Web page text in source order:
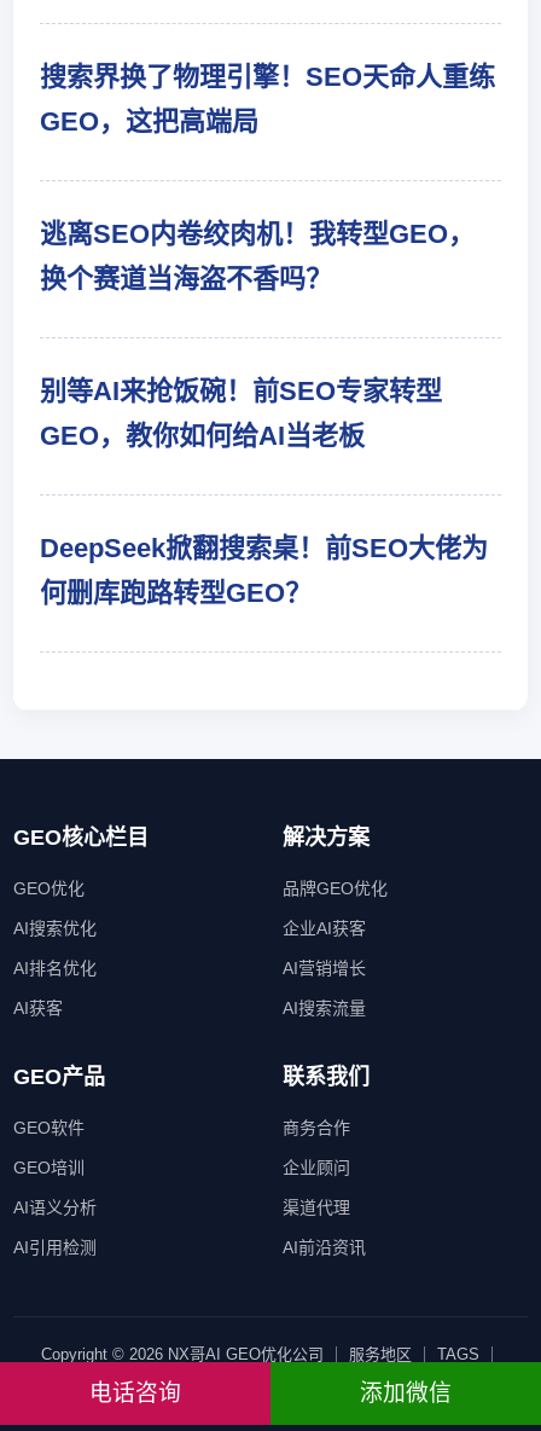
搜索界换了物理引擎！SEO天命人重练
GEO，这把高端局
逃离SEO内卷绞肉机！我转型GEO，
换个赛道当海盗不香吗？
别等AI来抢饭碗！前SEO专家转型
GEO，教你如何给AI当老板
DeepSeek掀翻搜索桌！前SEO大佬为
何删库跑路转型GEO？
GEO核心栏目
GEO优化
AI搜索优化
AI排名优化
AI获客
解决方案
品牌GEO优化
企业AI获客
AI营销增长
AI搜索流量
GEO产品
GEO软件
GEO培训
AI语义分析
AI引用检测
联系我们
商务合作
企业顾问
渠道代理
AI前沿资讯
Copyright © 2026 NX哥AI GEO优化公司 ｜ 服务地区 TAGS
SITEMAP
｜ All Rights Reserved
电话咨询 添加微信